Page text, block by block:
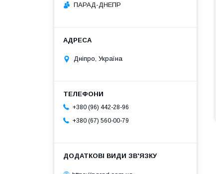
ПАРАД-ДНЕПР
Дніпро, Україна
+380 (96) 442-28-96
+380 (67) 560-00-79